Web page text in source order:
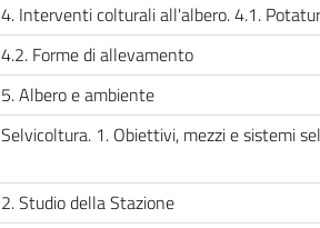
4. Interventi colturali all'albero. 4.1.
4.2. Forme di allevamento
5. Albero e ambiente
Selvicoltura. 1. Obiettivi, mezzi e sistemi
2. Studio della Stazione